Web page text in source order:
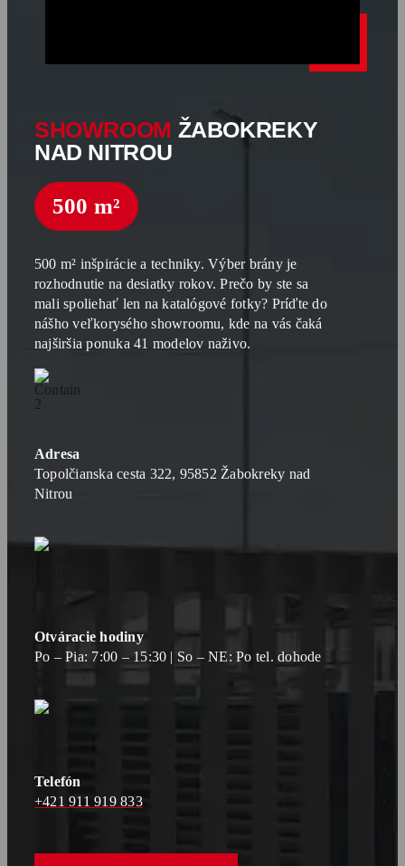
SHOWROOM ŽABOKREKY
NAD NITROU
500 m²
500 m² inšpirácie a techniky. Výber brány je
rozhodnutie na desiatky rokov. Prečo by ste sa
mali spoliehať len na katalógové fotky? Príďte do
nášho veľkorysého showroomu, kde na vás čaká
najširšia ponuka 41 modelov naživo.
Adresa
Topolčianska cesta 322, 95852 Žabokreky nad
Nitrou
Otváracie hodiny
Po – Pia: 7:00 – 15:30 | So – NE: Po tel. dohode
Telefón
+421 911 919 833